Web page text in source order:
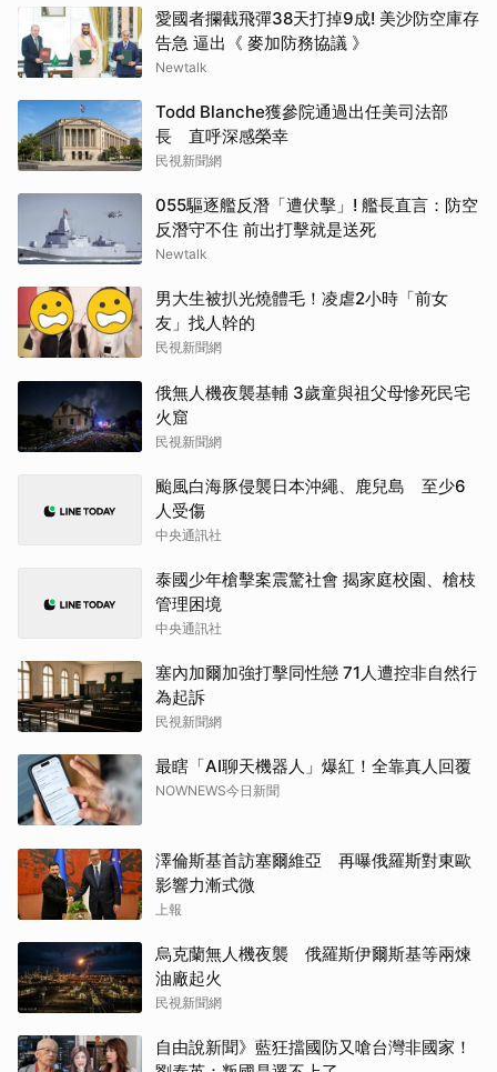
愛國者攔截飛彈38天打掉9成! 美沙防空庫存
告急 逼出《 麥加防務協議 》
Newtalk
Todd Blanche獲參院通過出任美司法部
長 直呼深感榮幸
民視新聞網
055驅逐艦反潛「遭伏擊」! 艦長直言：防空
反潛守不住 前出打擊就是送死
Newtalk
男大生被扒光燒體毛！凌虐2小時「前女
友」找人幹的
民視新聞網
俄無人機夜襲基輔 3歲童與祖父母慘死民宅
火窟
民視新聞網
颱風白海豚侵襲日本沖繩、鹿兒島 至少6
人受傷
中央通訊社
泰國少年槍擊案震驚社會 揭家庭校園、槍枝
管理困境
中央通訊社
塞內加爾加強打擊同性戀 71人遭控非自然行
為起訴
民視新聞網
最瞎「AI聊天機器人」爆紅！全靠真人回覆
NOWNEWS今日新聞
澤倫斯基首訪塞爾維亞 再曝俄羅斯對東歐
影響力漸式微
上報
烏克蘭無人機夜襲 俄羅斯伊爾斯基等兩煉
油廠起火
民視新聞網
自由說新聞》藍狂擋國防又嗆台灣非國家！